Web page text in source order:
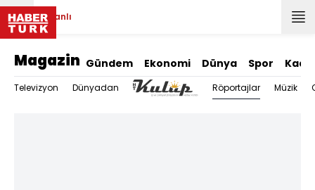
Canlı
Magazin Gündem Ekonomi Dünya Spor
Televizyon Dünyadan Röportajlar Müzik